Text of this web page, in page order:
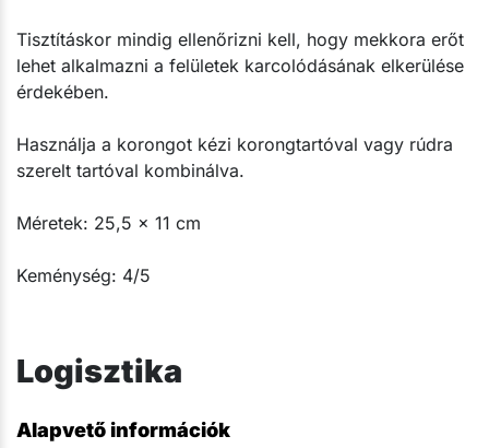
Tisztításkor mindig ellenőrizni kell, hogy mekkora erőt
lehet alkalmazni a felületek karcolódásának elkerülése
érdekében.
Használja a korongot kézi korongtartóval vagy rúdra
szerelt tartóval kombinálva.
Méretek: 25,5 x 11 cm
Keménység: 4/5​​​​​​
Logisztika
Alapvető információk